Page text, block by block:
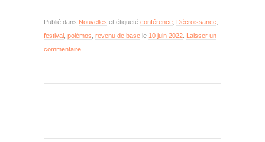
Publié dans Nouvelles et étiqueté conférence Décroissance
festival polémos revenu de base le 10 juin 2022 Laisser un
commentaire